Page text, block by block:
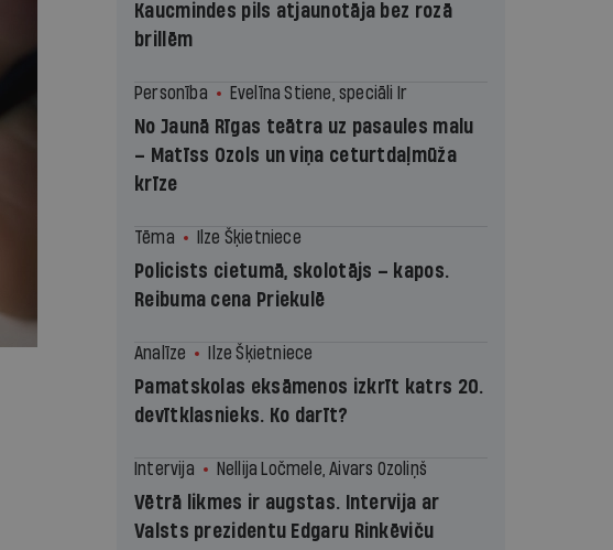
Kaucmindes pils atjaunotāja bez rozā
brillēm
Personība Evelīna Stiene, speciāli Ir
No Jaunā Rīgas teātra uz pasaules malu
– Matīss Ozols un viņa ceturtdaļmūža
krīze
Tēma Ilze Šķietniece
Policists cietumā, skolotājs – kapos.
Reibuma cena Priekulē
Analīze Ilze Šķietniece
Pamatskolas eksāmenos izkrīt katrs 20.
devītklasnieks. Ko darīt?
Intervija Nellija Ločmele, Aivars Ozoliņš
Vētrā likmes ir augstas. Intervija ar
Valsts prezidentu Edgaru Rinkēviču